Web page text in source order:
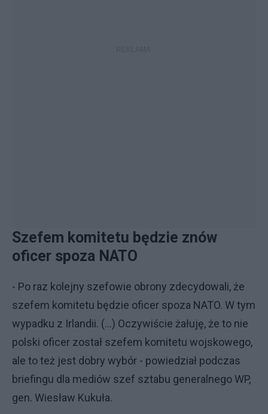
Szefem komitetu będzie znów
oficer spoza NATO
- Po raz kolejny szefowie obrony zdecydowali, że
szefem komitetu będzie oficer spoza NATO. W tym
wypadku z Irlandii. (...) Oczywiście żałuję, że to nie
polski oficer został szefem komitetu wojskowego,
ale to też jest dobry wybór - powiedział podczas
briefingu dla mediów szef sztabu generalnego WP,
gen. Wiesław Kukuła.